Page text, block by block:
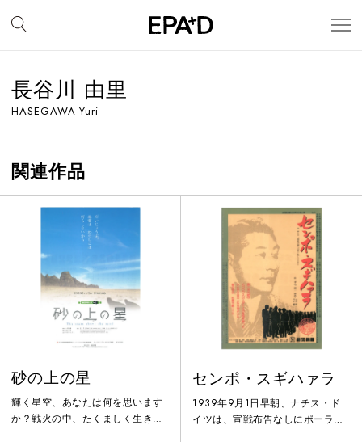
長谷川 由里
HASEGAWA Yuri
関連作品
砂の上の星
輝く星空、あなたは何を思います
か？戦火の中、たくましく生きて
センポ・スギハァラ
1939年9月1日早朝、ナチス・ド
イツは、宣戦布告なしにポーラン